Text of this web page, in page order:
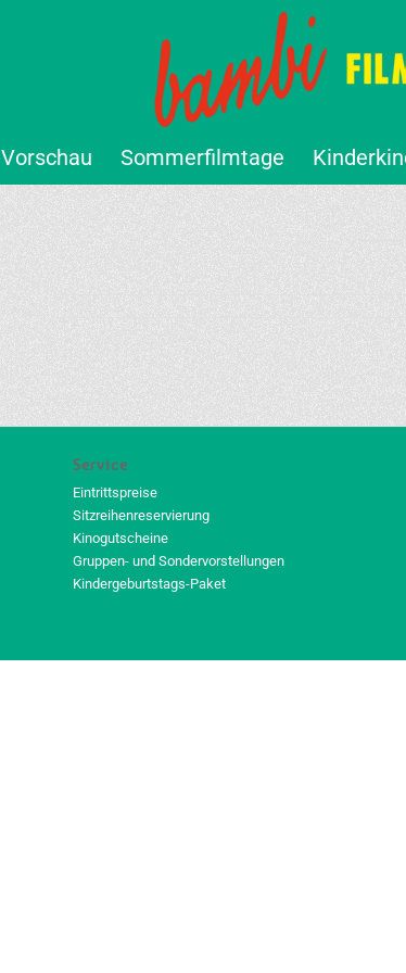
Vorschau Sommerfilmtage
Service
Eintrittspreise
Sitzreihenreservierung
Kinogutscheine
Gruppen- und Sondervorstellungen
Kindergeburtstags-Paket